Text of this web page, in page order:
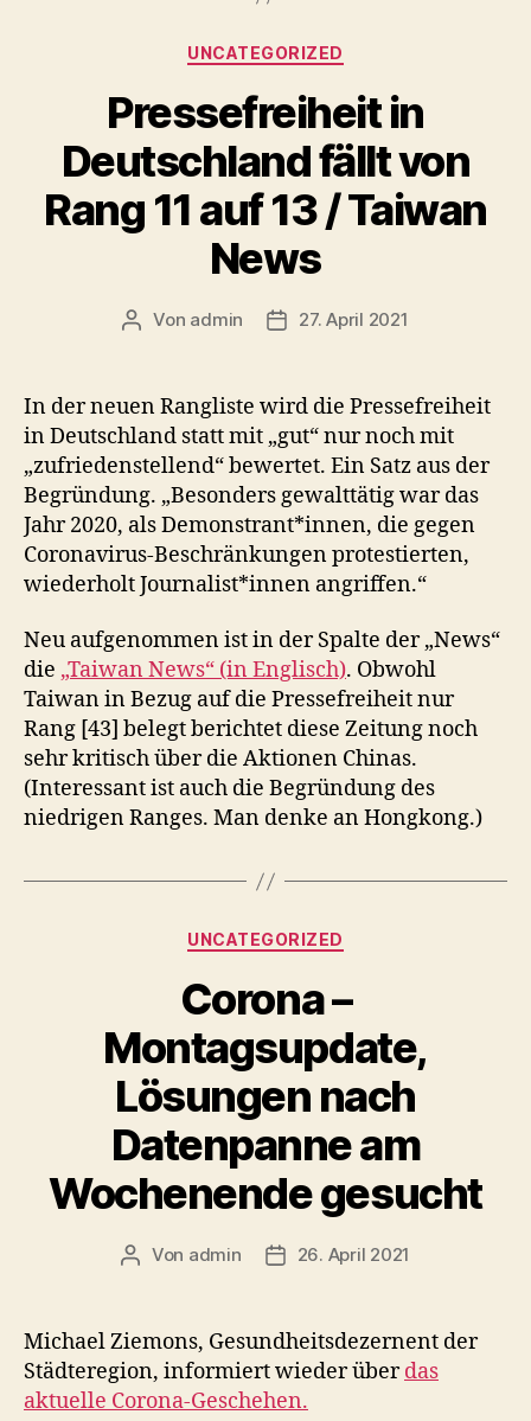
Kategorien
UNCATEGORIZED
Pressefreiheit in
Deutschland fällt von
Rang 11 auf 13 / Taiwan
News
Beitragsautor
Von admin Veröffentlichungsdatum
27. April 2021
In der neuen Rangliste wird die Pressefreiheit
in Deutschland statt mit „gut“ nur noch mit
„zufriedenstellend“ bewertet. Ein Satz aus der
Begründung. „Besonders gewalttätig war das
Jahr 2020, als Demonstrant*innen, die gegen
Coronavirus-Beschränkungen protestierten,
wiederholt Journalist*innen angriffen.“
Neu aufgenommen ist in der Spalte der „News“
die „Taiwan News“ (in Englisch). Obwohl
Taiwan in Bezug auf die Pressefreiheit nur
Rang [43] belegt berichtet diese Zeitung noch
sehr kritisch über die Aktionen Chinas.
(Interessant ist auch die Begründung des
niedrigen Ranges. Man denke an Hongkong.)
Kategorien
UNCATEGORIZED
Corona –
Montagsupdate,
Lösungen nach
Datenpanne am
Wochenende gesucht
Beitragsautor
Von admin Veröffentlichungsdatum
26. April 2021
Michael Ziemons, Gesundheitsdezernent der
Städteregion, informiert wieder überdas
aktuelle Corona-Geschehen.